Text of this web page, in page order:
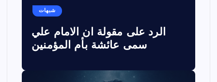
شبهات
الرد على مقولة ان الامام علي
سمى عائشة بأم المؤمنين